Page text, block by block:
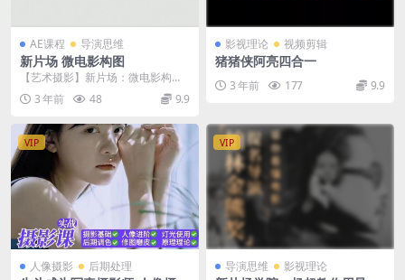
AE课程 导演思维
新片场 微电影构图
【艺术摄影】新片场：微电影构图
课程目录 课时1 三分法则.avi 课时2
定场...3 年前 48 9.9
影视理论 视频剪辑
猪猪侠阿亮四合一
3 年前 177 9.9
VIP
人像摄影 后期处理
VIP
导演思维 影视理论